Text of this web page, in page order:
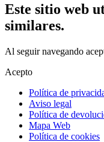
Este sitio web
similares.
Al seguir navegando
Acepto
Política de
Aviso legal
Política de
Mapa Web
Política de cookies